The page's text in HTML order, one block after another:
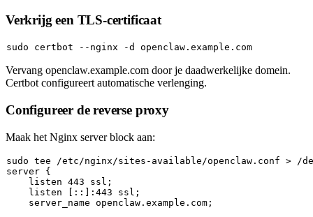
Verkrijg een TLS-certificaat
sudo
Vervang openclaw.example.com door je daadwerkelijke domein.
Certbot configureert automatische verlenging.
Configureer de reverse proxy
Maak het Nginx server block aan:
sudo tee /etc/nginx/sites-available/openclaw.conf > /
server {
    listen 443 ssl;
    listen [::]:443 ssl;
    server_name openclaw.example.com;